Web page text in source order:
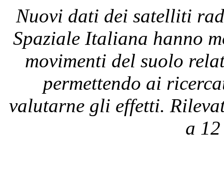
Nuovi dati dei satelliti
Spaziale Italiana hanno
movimenti del suolo
permettendo ai
valutarne gli effetti.
a